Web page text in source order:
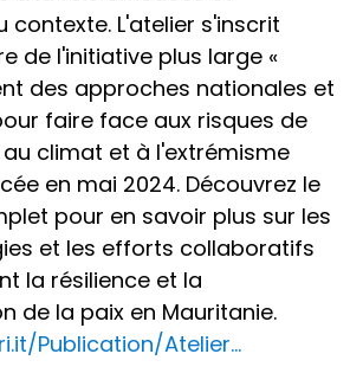
contexte. L'atelier s'inscrit
de l'initiative plus large «
des approches nationales et
faire face aux risques de
climat et à l'extrémisme
en mai 2024. Découvrez le
pour en savoir plus sur les
et les efforts collaboratifs
la résilience et la
de la paix en Mauritanie.
Publication/Atelier...